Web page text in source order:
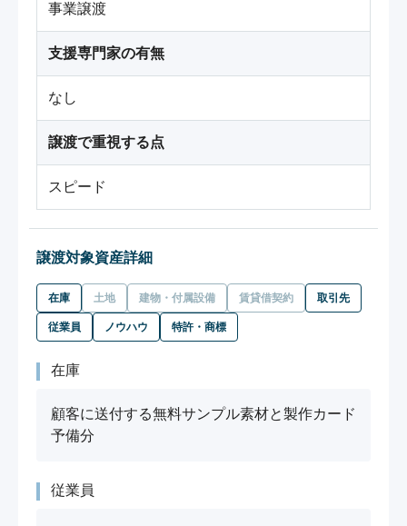
事業譲渡
支援専門家の有無
なし
譲渡で重視する点
スピード
譲渡対象資産詳細
在庫 土地 建物・付属設備 賃貸借契約 取引先
従業員 ノウハウ 特許・商標
在庫
顧客に送付する無料サンプル素材と製作カード
予備分
従業員